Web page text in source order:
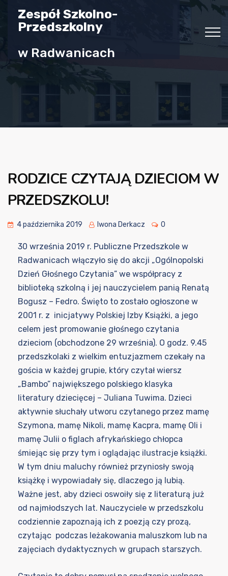
Zespół Szkolno-
Przedszkolny
w Radwanicach
RODZICE CZYTAJĄ DZIECIOM W
PRZEDSZKOLU!
4 października 2019 Iwona Derkacz 0
30 września 2019 r. Publiczne Przedszkole w
Radwanicach włączyło się do akcji „Ogólnopolski
Dzień Głośnego Czytania” we współpracy z
biblioteką szkolną i jej nauczycielem panią Renatą
Bogusz – Fedro. Święto to zostało ogłoszone w
2001 r. z inicjatywy Polskiej Izby Książki, a jego
celem jest promowanie głośnego czytania
dzieciom (obchodzone 29 września). O godz. 9.45
przedszkolaki z wielkim entuzjazmem czekały na
gościa w każdej grupie, który czytał wiersz
„Bambo” największego polskiego klasyka
literatury dziecięcej – Juliana Tuwima. Dzieci
aktywnie słuchały utworu czytanego przez mamę
Szymona, mamę Nikoli, mamę Kacpra, mamę Oli i
mamę Julii o figlach afrykańskiego chłopca
śmiejąc się przy tym i oglądając ilustracje książki.
W tym dniu maluchy również przyniosły swoją
książkę i wypowiadały się, dlaczego ją lubią.
Ważne jest, aby dzieci oswoiły się z literaturą już
od najmłodszych lat. Nauczyciele w przedszkolu
codziennie zapoznają ich z poezją czy prozą,
czytając podczas leżakowania maluszkom lub na
zajęciach dydaktycznych w grupach starszych.